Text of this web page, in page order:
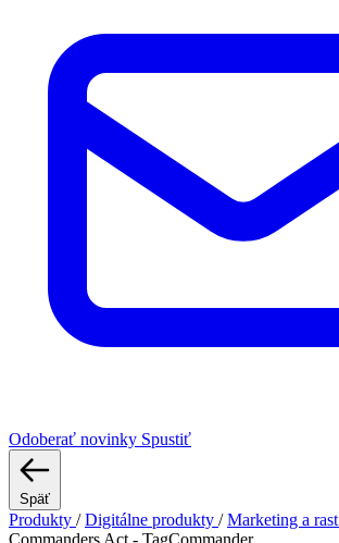
Odoberať novinky Spustiť
Späť
Produkty / Digitálne produkty / Marketing a rast
Commanders Act - TagCommander